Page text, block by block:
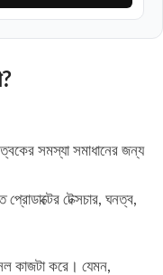
ত্বকের সমস্যা সমাধানের জন্য
টেক্সচার, ঘনত্ব,
কাজটা করে। যেমন,